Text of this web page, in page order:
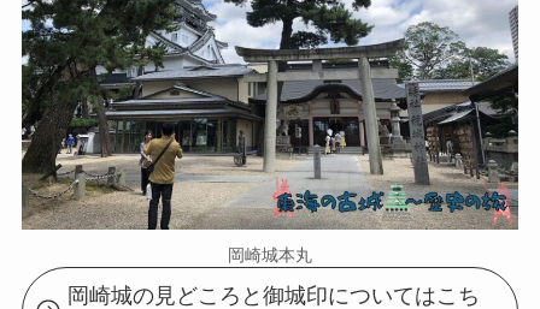
岡崎城本丸
岡崎城の見どころと御城印についてはこち